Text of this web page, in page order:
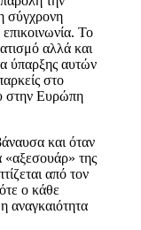
σύγχρονη
Το
αλλά και
ύπαρξης αυτών
στο
στην Ευρώπη
και όταν
«αξεσουάρ» της
από τον
ο κάθε
αναγκαιότητα